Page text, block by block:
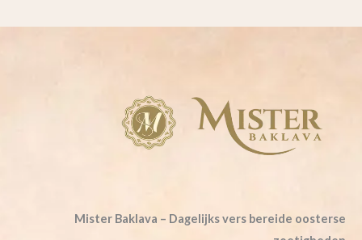
Mister Baklava – Dagelijks vers bereide oosterse